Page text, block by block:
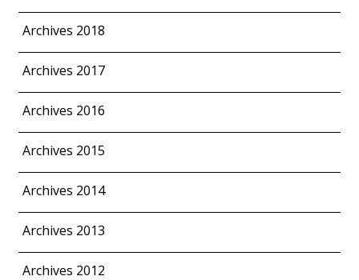
Archives 2018
Archives 2017
Archives 2016
Archives 2015
Archives 2014
Archives 2013
Archives 2012